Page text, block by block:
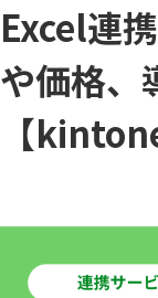
Excel連
や価格、
【